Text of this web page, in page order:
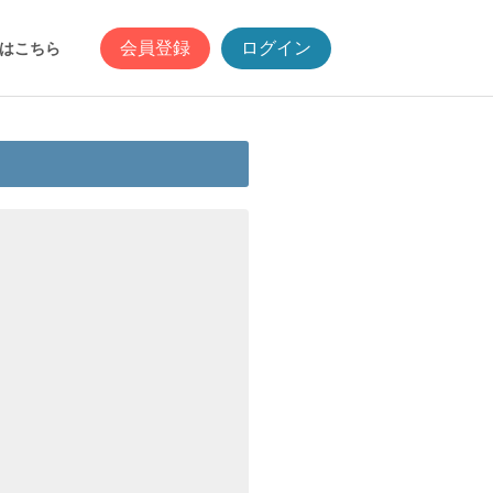
こちら 会員登録 ログイン